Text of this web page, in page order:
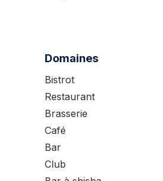
Domaines
Bistrot
Restaurant
Brasserie
Café
Bar
Club